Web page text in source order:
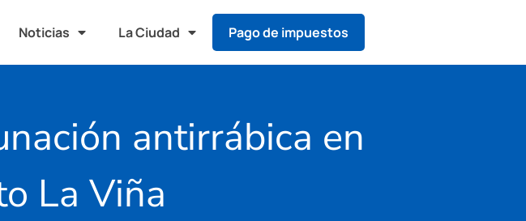
Noticias La Ciudad Pago de impuestos
antirrábica en
La Viña